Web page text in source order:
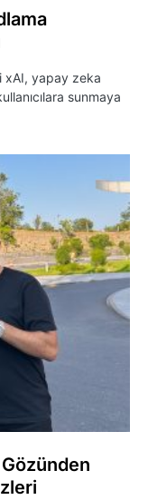
xAI, yapay zeka
sunmaya